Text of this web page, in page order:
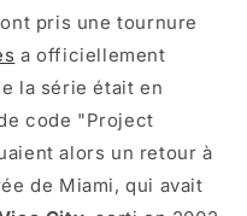
pris une tournure
a officiellement
la série était en
code "Project
alors un retour à
de Miami, qui avait